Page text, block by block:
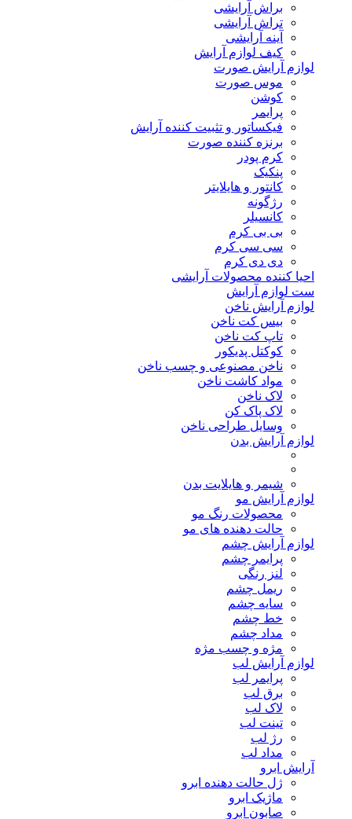
براش آرایشی
تراش آرایشی
آینه آرایشی
کیف لوازم آرایش
لوازم آرایش صورت
موس صورت
کوشن
پرایمر
فیکساتور و تثبیت کننده آرایش
برنزه کننده صورت
کرم پودر
پنکیک
کانتور و هایلایتر
رژگونه
کانسیلر
بی بی کرم
سی سی کرم
دی دی کرم
احیا کننده محصولات آرایشی
ست لوازم آرایش
لوازم آرایش ناخن
بیس کت ناخن
تاپ کت ناخن
کوکتل پدیکور
ناخن مصنوعی و چسب ناخن
مواد کاشت ناخن
لاک ناخن
لاک پاک کن
وسایل طراحی ناخن
لوازم آرایش بدن
شیمر و هایلایت بدن
لوازم آرایش مو
محصولات رنگ مو
حالت دهنده های مو
لوازم آرایش چشم
پرایمر چشم
لنز رنگی
ریمل چشم
سایه چشم
خط چشم
مداد چشم
مژه و چسب مژه
لوازم آرایش لب
پرایمر لب
برق لب
لاک لب
تینت لب
رژ لب
مداد لب
آرایش ابرو
ژل حالت دهنده ابرو
ماژیک ابرو
صابون ابرو